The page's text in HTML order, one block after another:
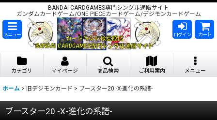
BANDAI CARDGAMES専門シングル通販サイト
ガンダムカードゲーム/ONE PIECEカードゲーム/デジモンカードゲーム
メニュー ログイン カート
カテゴリ マイページ 商品検索 ご利用案内 メニュー
ホーム > 旧デジモンカード > ブースター20 -X-進化の系譜-
ブースター20 -X-進化の系譜-